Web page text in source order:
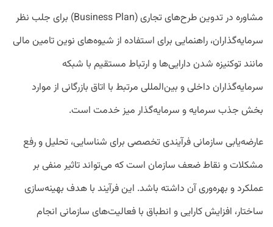
مشاوره در تدوین طرح‌های تجاری (Business Plan) برای جلب نظر
سرمایه‌گذاران، راهنمایی برای استفاده از شیوه‌های نوین تامین مالی
مانند توکنیزه شدن دارایی‌ها و ارتباط مستقیم با شبکه
سرمایه‌گذاران داخلی و بین‌المللی مرتبط با اتاق بازرگانی از موارد
بخش جذب سرمایه و سرمایه‌گذار میز خدمت است.
عارضه‌یابی سازمانی فرآیندی تخصصی برای شناسایی، تحلیل و رفع
مشکلات و نقاط ضعف سازمان است که می‌تواند تاثیر منفی بر
عملکرد و بهره‌وری آن داشته باشد. این فرآیند با هدف بهینه‌سازی
ساختار، افزایش کارایی و انطباق با فعالیت‌های سازمانی انجام